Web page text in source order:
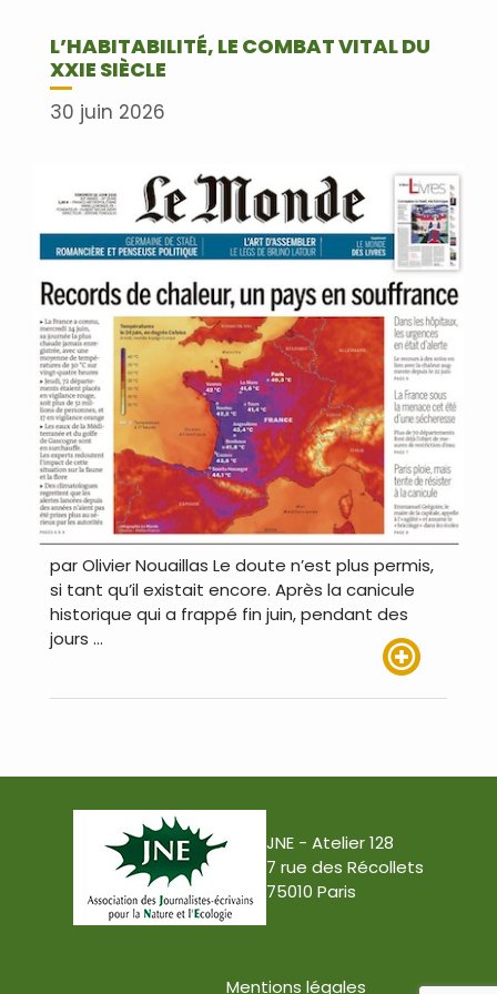
L’HABITABILITÉ, LE COMBAT VITAL DU
XXIE SIÈCLE
30 juin 2026
par Olivier Nouaillas Le doute n’est plus permis,
si tant qu’il existait encore. Après la canicule
historique qui a frappé fin juin, pendant des
jours …
JNE - Atelier 128
7 rue des Récollets
75010 Paris
Mentions légales